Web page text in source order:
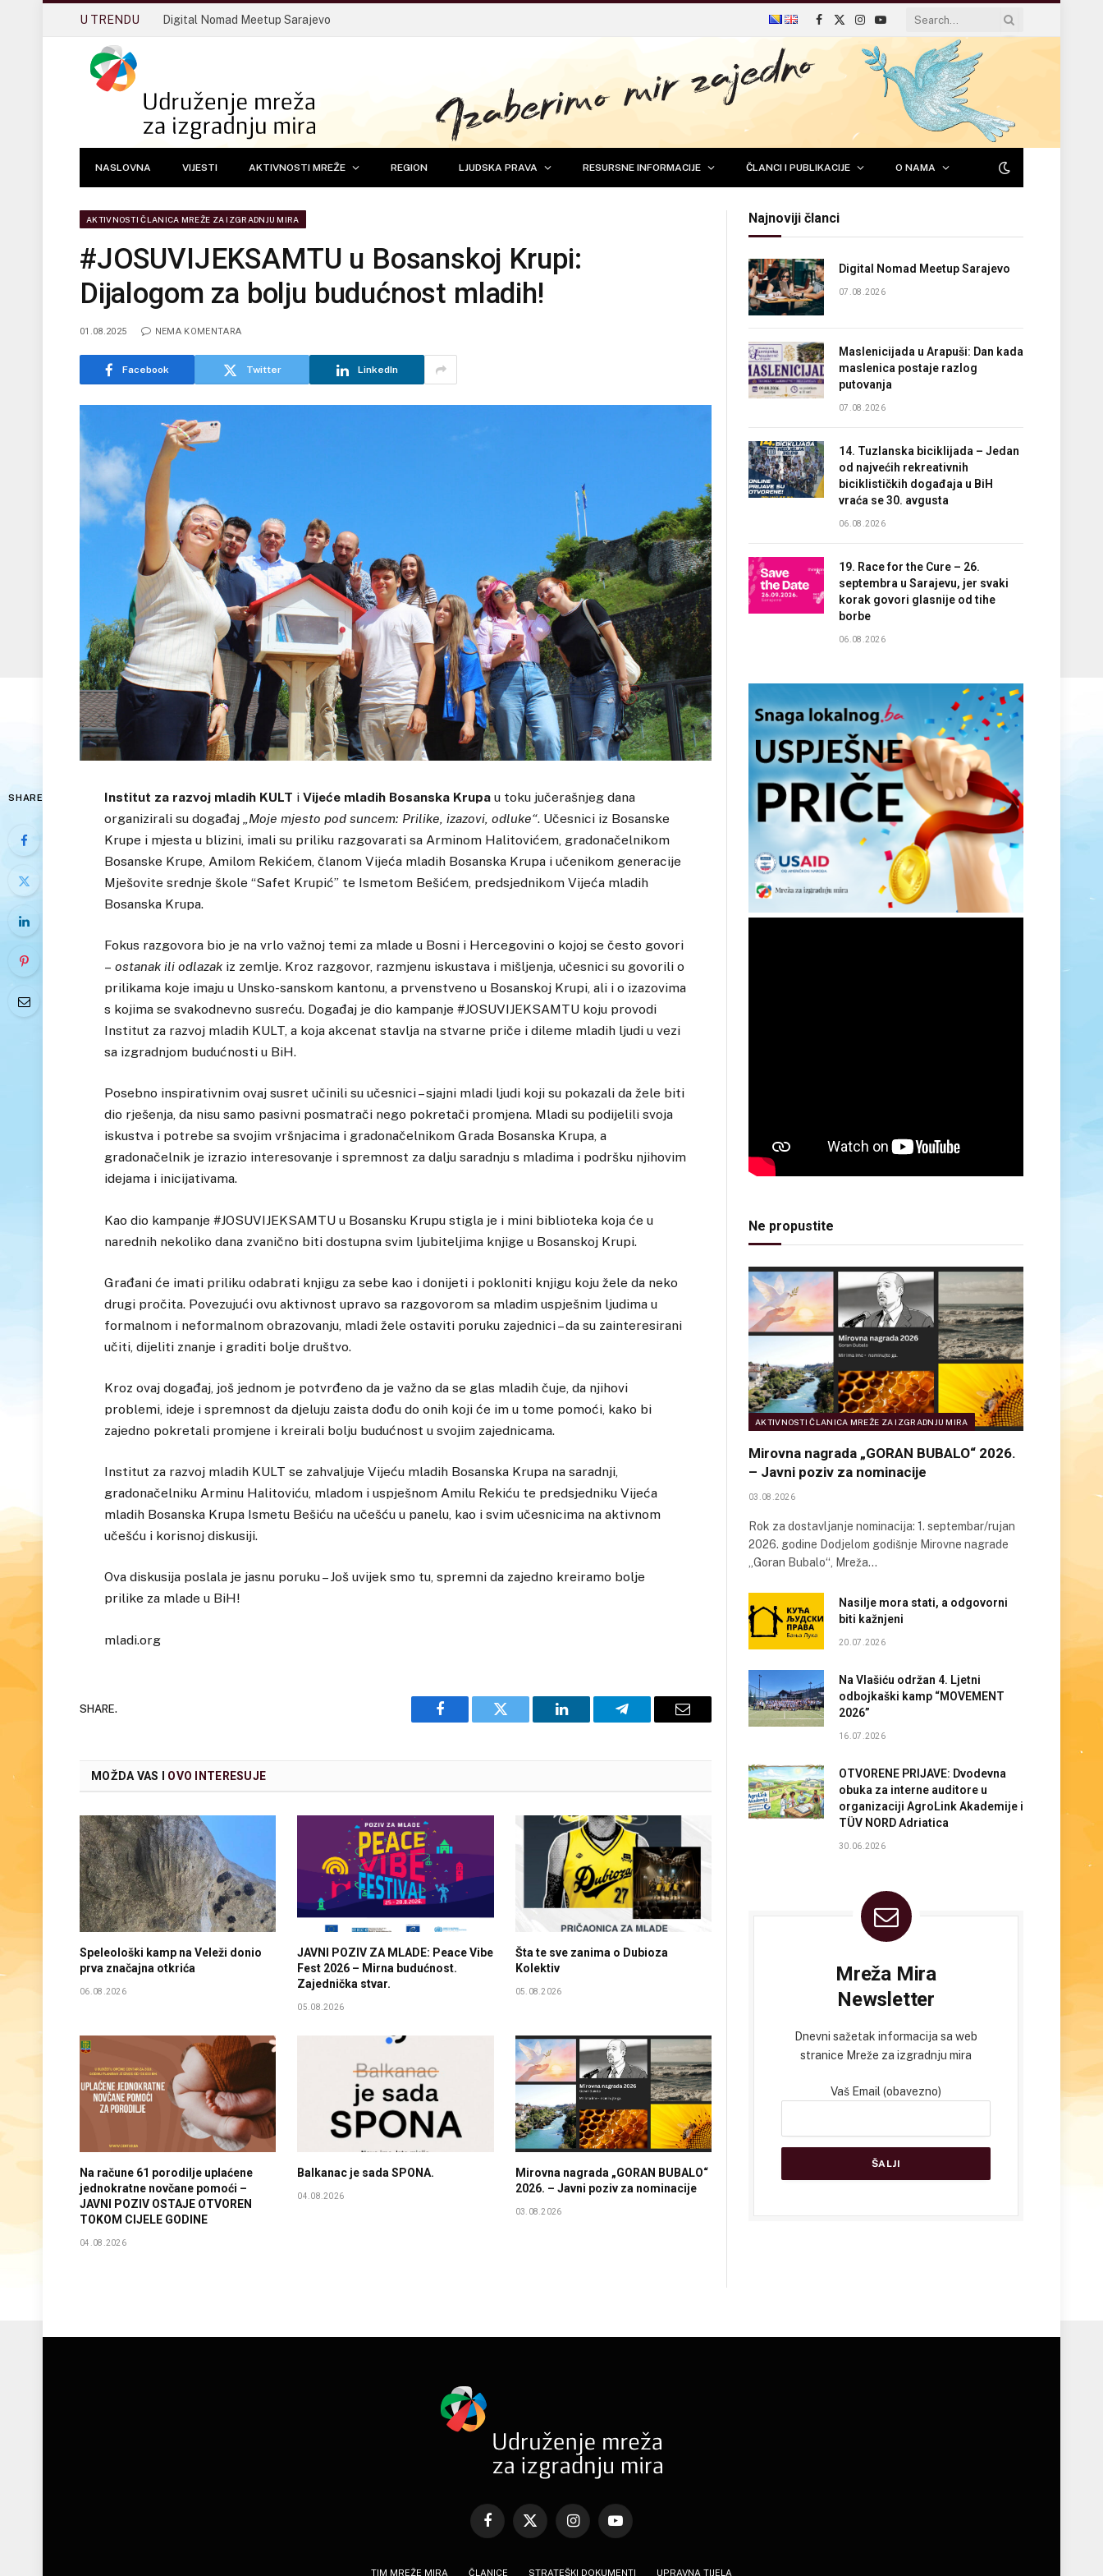
U TRENDU Digital Nomad Meetup Sarajevo
Facebook
X
(Twitter)
Instagram
YouTube
NASLOVNA VIJESTI AKTIVNOSTI MREŽE REGION LJUDSKA PRAVA RESURSNE INFORMACIJE ČLANCI I PUBLIKACIJE O NAMA
AKTIVNOSTI ČLANICA MREŽE ZA IZGRADNJU MIRA
#JOSUVIJEKSAMTU u Bosanskoj Krupi:
Dijalogom za bolju budućnost mladih!
01.08.2025 NEMA KOMENTARA
Facebook Twitter LinkedIn
SHARE Institut za razvoj mladih KULT iVijeće mladih Bosanska Krupa u toku jučerašnjeg dana
organizirali su događaj„Moje mjesto pod suncem: Prilike, izazovi, odluke“. Učesnici iz Bosanske
Krupe i mjesta u blizini, imali su priliku razgovarati sa Arminom Halitovićem, gradonačelnikom
Bosanske Krupe, Amilom Rekićem, članom Vijeća mladih Bosanska Krupa i učenikom generacije
Mješovite srednje škole “Safet Krupić” te Ismetom Bešićem, predsjednikom Vijeća mladih
Bosanska Krupa.
Fokus razgovora bio je na vrlo važnoj temi za mlade u Bosni i Hercegovini o kojoj se često govori
–ostanak ili odlazak iz zemlje. Kroz razgovor, razmjenu iskustava i mišljenja, učesnici su govorili o
prilikama koje imaju u Unsko-sanskom kantonu, a prvenstveno u Bosanskoj Krupi, ali i o izazovima
s kojima se svakodnevno susreću. Događaj je dio kampanje #JOSUVIJEKSAMTU koju provodi
Institut za razvoj mladih KULT, a koja akcenat stavlja na stvarne priče i dileme mladih ljudi u vezi
sa izgradnjom budućnosti u BiH.
Posebno inspirativnim ovaj susret učinili su učesnici – sjajni mladi ljudi koji su pokazali da žele biti
dio rješenja, da nisu samo pasivni posmatrači nego pokretači promjena. Mladi su podijelili svoja
iskustva i potrebe sa svojim vršnjacima i gradonačelnikom Grada Bosanska Krupa, a
gradonačelnik je izrazio interesovanje i spremnost za dalju saradnju s mladima i podršku njihovim
idejama i inicijativama.
Kao dio kampanje #JOSUVIJEKSAMTU u Bosansku Krupu stigla je i mini biblioteka koja će u
narednih nekoliko dana zvanično biti dostupna svim ljubiteljima knjige u Bosanskoj Krupi.
Građani će imati priliku odabrati knjigu za sebe kao i donijeti i pokloniti knjigu koju žele da neko
drugi pročita. Povezujući ovu aktivnost upravo sa razgovorom sa mladim uspješnim ljudima u
formalnom i neformalnom obrazovanju, mladi žele ostaviti poruku zajednici – da su zainteresirani
učiti, dijeliti znanje i graditi bolje društvo.
Kroz ovaj događaj, još jednom je potvrđeno da je važno da se glas mladih čuje, da njihovi
problemi, ideje i spremnost da djeluju zaista dođu do onih koji će im u tome pomoći, kako bi
zajedno pokretali promjene i kreirali bolju budućnost u svojim zajednicama.
Institut za razvoj mladih KULT se zahvaljuje Vijeću mladih Bosanska Krupa na saradnji,
gradonačelniku Arminu Halitoviću, mladom i uspješnom Amilu Rekiću te predsjedniku Vijeća
mladih Bosanska Krupa Ismetu Bešiću na učešću u panelu, kao i svim učesnicima na aktivnom
učešću i korisnoj diskusiji.
Ova diskusija poslala je jasnu poruku – Još uvijek smo tu, spremni da zajedno kreiramo bolje
prilike za mlade u BiH!
mladi.org
SHARE.
Facebook Twitter LinkedIn Telegram Email
MOŽDA VAS I OVO INTERESUJE
Speleološki kamp na Veleži donio
prva značajna otkrića
06.08.2026
JAVNI POZIV ZA MLADE: Peace Vibe
Fest 2026 – Mirna budućnost.
Zajednička stvar.
05.08.2026
Šta te sve zanima o Dubioza
Kolektiv
05.08.2026
Na račune 61 porodilje uplaćene
jednokratne novčane pomoći –
JAVNI POZIV OSTAJE OTVOREN
TOKOM CIJELE GODINE
04.08.2026
Balkanac je sada SPONA.
04.08.2026
Mirovna nagrada „GORAN BUBALO“
2026. – Javni poziv za nominacije
03.08.2026
Najnoviji članci
Digital Nomad Meetup Sarajevo
07.08.2026
Maslenicijada u Arapuši: Dan kada
maslenica postaje razlog
putovanja
07.08.2026
14. Tuzlanska biciklijada – Jedan
od najvećih rekreativnih
biciklističkih događaja u BiH
vraća se 30. avgusta
06.08.2026
19. Race for the Cure – 26.
septembra u Sarajevu, jer svaki
korak govori glasnije od tihe
borbe
06.08.2026
Ne propustite
AKTIVNOSTI ČLANICA MREŽE ZA IZGRADNJU MIRA
Mirovna nagrada „GORAN BUBALO“ 2026.
– Javni poziv za nominacije
03.08.2026
Rok za dostavljanje nominacija: 1. septembar/rujan
2026. godine Dodjelom godišnje Mirovne nagrade
„Goran Bubalo“, Mreža…
Nasilje mora stati, a odgovorni
biti kažnjeni
20.07.2026
Na Vlašiću održan 4. Ljetni
odbojkaški kamp “MOVEMENT
2026”
16.07.2026
OTVORENE PRIJAVE: Dvodevna
obuka za interne auditore u
organizaciji AgroLink Akademije i
TÜV NORD Adriatica
30.06.2026
Mreža Mira
Newsletter
Dnevni sažetak informacija sa web
stranice Mreže za izgradnju mira
Vaš Email (obavezno)
Facebook
X
InstagramYouTube
TIM MREŽE MIRA ČLANICE STRATEŠKI DOKUMENTI UPRAVNA TIJELA